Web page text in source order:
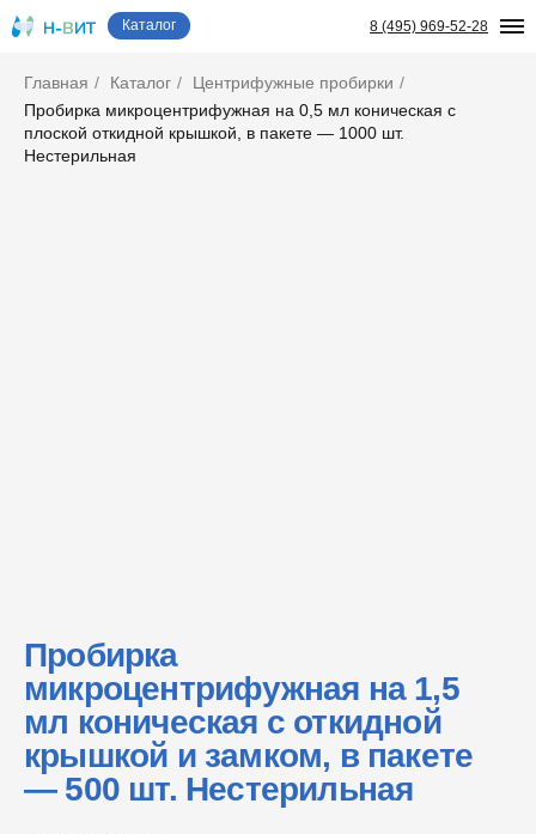
8 (495) 969-52-28
Каталог
Главная / Каталог / Центрифужные пробирки /
Пробирка микроцентрифужная на 0,5 мл коническая с
плоской откидной крышкой, в пакете — 1000 шт.
Нестерильная
Пробирка
микроцентрифужная на 1,5
мл коническая с откидной
крышкой и замком, в пакете
— 500 шт. Нестерильная